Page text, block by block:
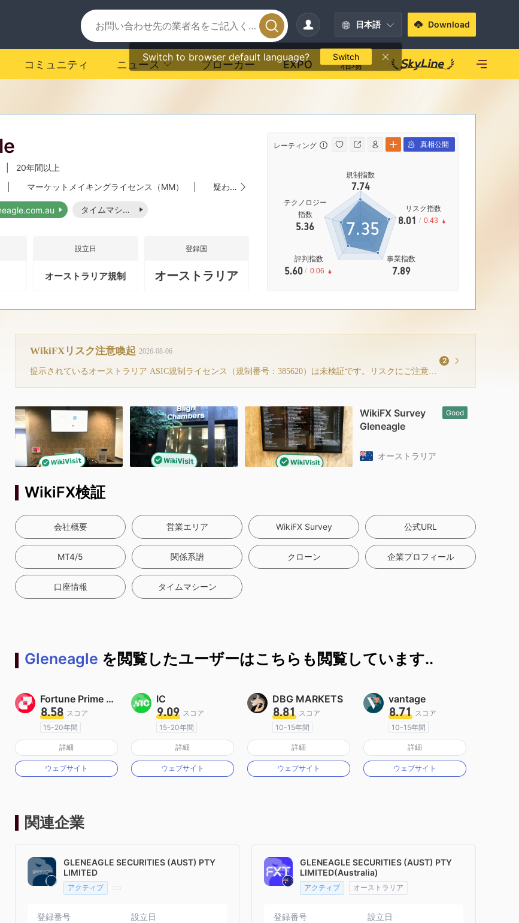
日本語
Switch to browser default language? Switch
Download
コミュニティ ニュース ブローカー EXPO 相場
20年間以上
マーケットメイキングライセンス（MM） 疑わしい事業範囲 |
タイムマシーン
設立日
オーストラリア規制
登録国
オーストラリア
レーティング
規制指数
7.74
テクノロジー
指数
5.36
評判指数
5.60 / 0.06
事業指数
7.89
リスク指数
8.01 / 0.43
7.35
真相公開
WikiFXリスク注意喚起 2026-08-06
提示されているオーストラリア ASIC規制ライセンス（規制番号：385620）は未検証です。リスクにご注意ください！
2
WikiFX Survey
Gleneagle
Good
オーストラリア
WikiFX検証
会社概要 営業エリア WikiFX Survey 公式URL
MT4/5 関係系譜 クローン 企業プロフィール
口座情報 タイムマシーン
Gleneagle を閲覧したユーザーはこちらも閲覧しています..
Fortune Prime Global
8.58 スコア
15-20年間
オーストラリア規制
マーケットメイキングライセンス（MM）
詳細
ウェブサイト
IC
9.09 スコア
15-20年間
オーストラリア規制
マーケットメイキングライセンス（MM）
詳細
ウェブサイト
DBG MARKETS
8.81 スコア
10-15年間
オーストラリア規制
マーケットメイキングライセンス（MM）
詳細
ウェブサイト
vantage
8.71 スコア
10-15年間
オーストラリア規制
マーケットメイキングライセンス（MM）
詳細
ウェブサイト
関連企業
GLENEAGLE SECURITIES (AUST) PTY
LIMITED
アクティブ
登録番号
設立日
GLENEAGLE SECURITIES (AUST) PTY
LIMITED(Australia)
アクティブ オーストラリア
登録番号
設立日